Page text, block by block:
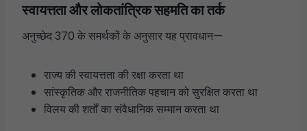
स्वायत्तता और लोकतांत्रिक सहमति का तर्क
अनुच्छेद 370 के समर्थकों के अनुसार यह प्रावधान—
राज्य की स्वायत्तता की रक्षा करता था
सांस्कृतिक और राजनीतिक पहचान को सुरक्षित करता था
विलय की शर्तों का संवैधानिक सम्मान करता था